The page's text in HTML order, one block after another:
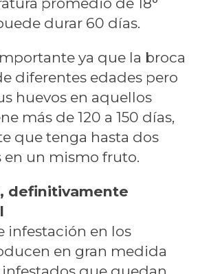
durar 60 días.
ya que la broca
diferentes edades pero
huevos en aquellos
más de 120 a 150 días,
que tenga hasta dos
en un mismo fruto.
definitivamente
infestación en los
en gran medida